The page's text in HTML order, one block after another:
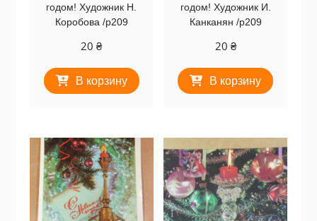
годом! Художник Н.
Коробова /р209
20₴
В корзину
годом! Художник И.
Канканян /р209
20 ₴
В корзину